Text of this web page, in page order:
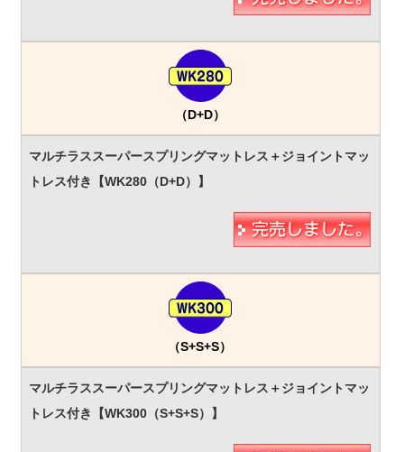
（D+D）
（S+S+S）